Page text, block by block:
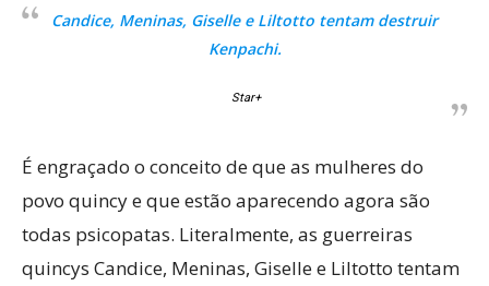
Candice, Meninas, Giselle e Liltotto tentam destruir
Kenpachi.
Star+
É engraçado o conceito de que as mulheres do
povo quincy e que estão aparecendo agora são
todas psicopatas. Literalmente, as guerreiras
quincys Candice, Meninas, Giselle e Liltotto tentam